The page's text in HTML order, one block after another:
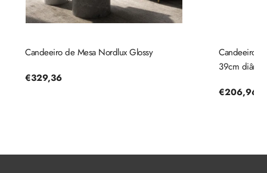
Candeeiro de Mesa Nordlux Glossy
Preço
€329,36
Candeeiro
39cm
Preço
€206,96